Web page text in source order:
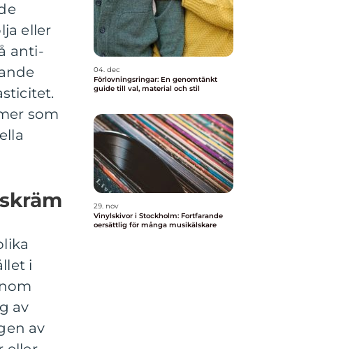
eller
anti-
som
i
av
av
04. dec
Förlovningsringar: En genomtänkt
guide till val, material och stil
29. nov
Vinylskivor i Stockholm: Fortfarande
oersättlig för många musikälskare